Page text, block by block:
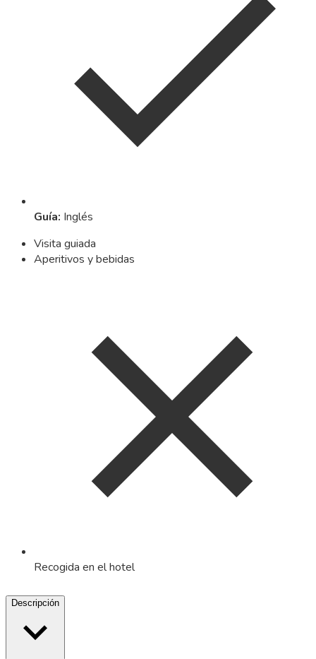
Guía: Inglés
Visita guiada
Aperitivos y bebidas
Recogida en el hotel
Descripción